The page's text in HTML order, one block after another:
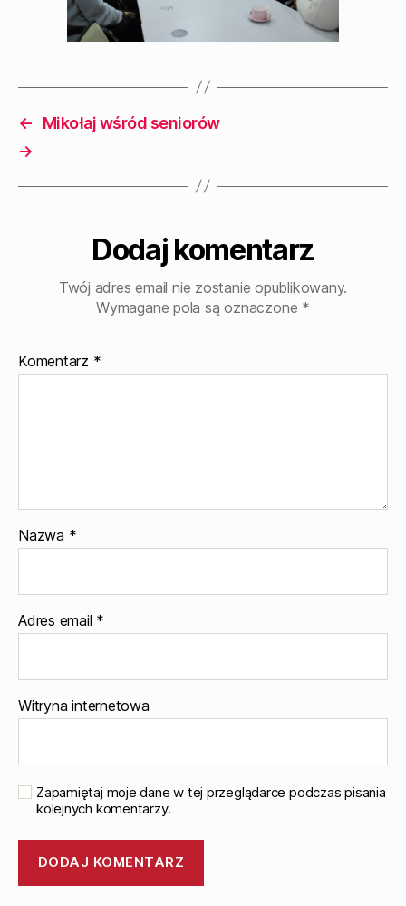
←
Mikołaj wśród seniorów
→
Dodaj komentarz
Twój adres email nie zostanie opublikowany.
Wymagane pola są oznaczone *
Komentarz *
Nazwa *
Adres email *
Witryna internetowa
Zapamiętaj moje dane w tej przeglądarce podczas pisania
kolejnych komentarzy.